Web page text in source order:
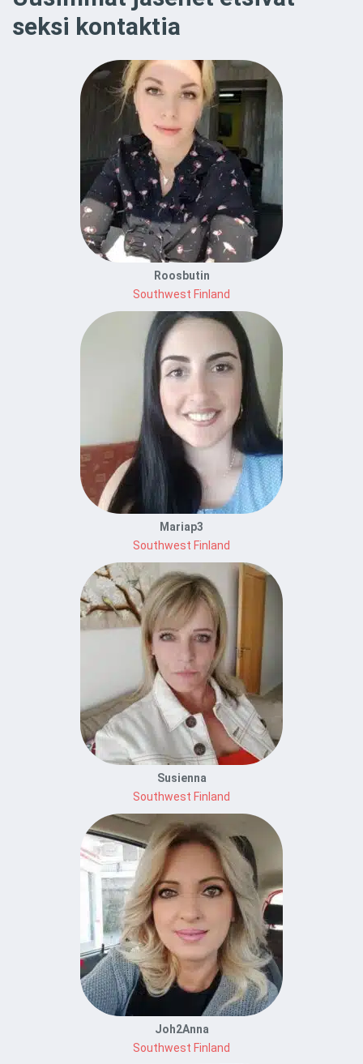
seksi kontaktia
Roosbutin
Southwest Finland
Mariap3
Southwest Finland
Susienna
Southwest Finland
Joh2Anna
Southwest Finland